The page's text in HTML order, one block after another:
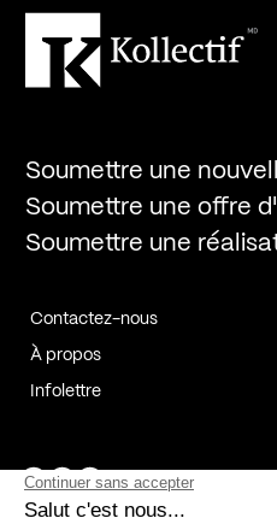
Soumettre une
Soumettre une offre
Soumettre une
Contactez-nous
À propos
Infolettre
Page Facebook de Kollectif
Page Instagram de
Page Linkedin de